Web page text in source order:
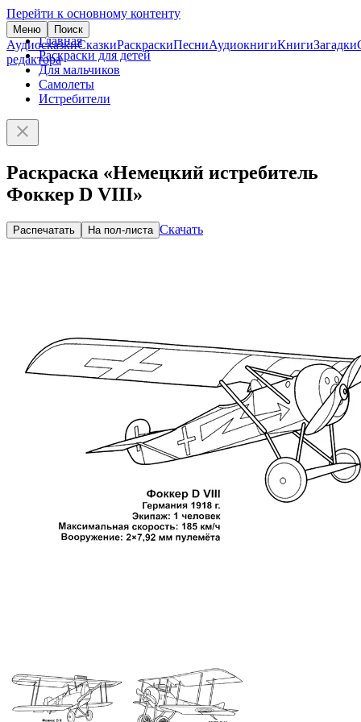
Перейти к основному контенту
Меню Поиск
АудиосказкиСказкиРаскраскиПесниАудиокнигиКнигиЗагадки
редактора
Главная
Раскраски для детей
Для мальчиков
Самолеты
Истребители
Раскраска «Немецкий истребитель
Фоккер D VIII»
Распечатать На пол-листа Скачать